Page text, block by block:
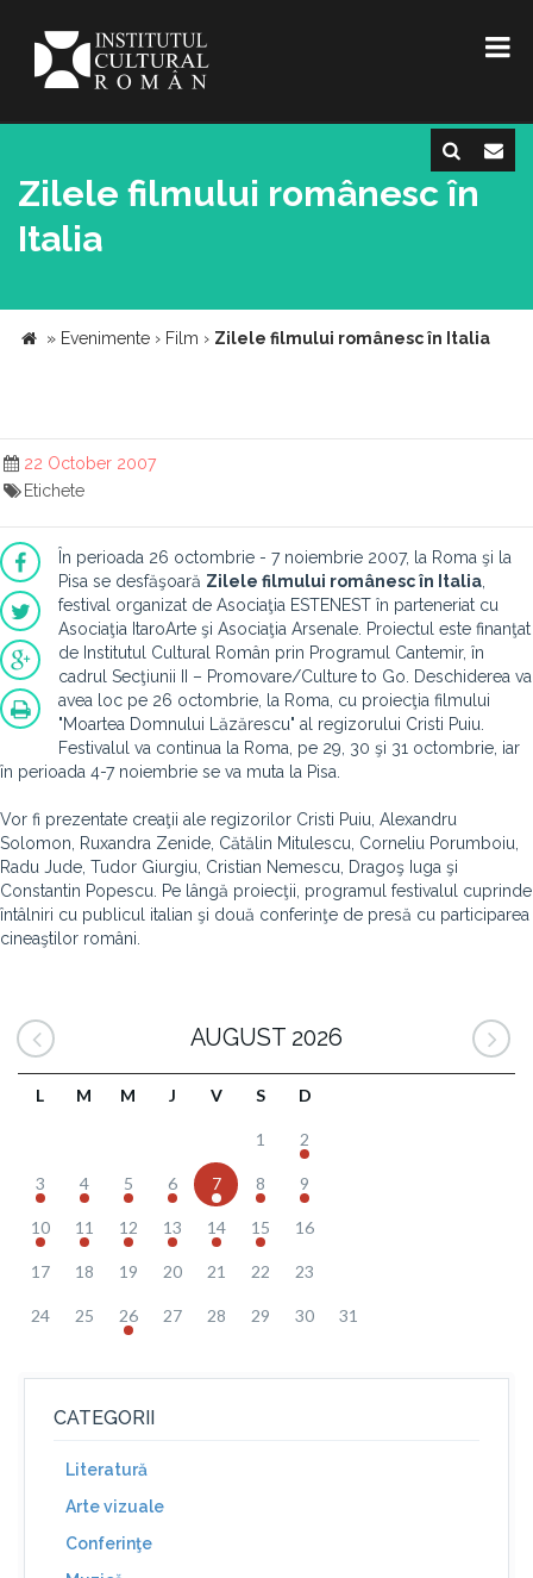
Zilele filmului românesc în
Italia
» Evenimente › Film › Zilele filmului românesc în Italia
22 October 2007
Etichete
În perioada 26 octombrie - 7 noiembrie 2007, la Roma şi la
Pisa se desfăşoară Zilele filmului românesc în Italia
festival organizat de Asociaţia ESTENEST în parteneriat cu
Asociaţia ItaroArte şi Asociaţia Arsenale. Proiectul este finanţat
de Institutul Cultural Român prin Programul Cantemir, în
cadrul Secţiunii II – Promovare/Culture to Go. Deschiderea va
avea loc pe 26 octombrie, la Roma, cu proiecţia filmului
"Moartea Domnului Lăzărescu" al regizorului Cristi Puiu.
Festivalul va continua la Roma, pe 29, 30 şi 31 octombrie, iar
în perioada 4-7 noiembrie se va muta la Pisa.
Vor fi prezentate creaţii ale regizorilor Cristi Puiu, Alexandru
Solomon, Ruxandra Zenide, Cătălin Mitulescu, Corneliu Porumboiu,
Radu Jude, Tudor Giurgiu, Cristian Nemescu, Dragoş Iuga şi
Constantin Popescu. Pe lângă proiecţii, programul festivalul cuprinde
întâlniri cu publicul italian şi două conferinţe de presă cu participarea
cineaştilor români.
AUGUST 2026
L M M J V S D
1 2
3 4 5 6 7 8 9
10 11 12 13 14 15 16
17 18 19 20 21 22 23
24 25 26 27 28 29 30 31
CATEGORII
Literatură
Arte vizuale
Conferinţe